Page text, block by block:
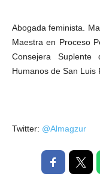
Abogada feminista.
Maestra en Proceso
Consejera
Humanos de San Luis
Twitter: @Almagzur